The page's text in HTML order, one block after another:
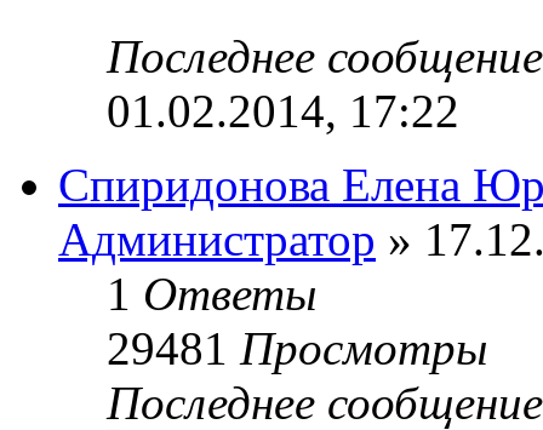
Последнее
01.02.2014, 17:22
Спиридонова Елена
Администратор »
1 Ответы
29481 Просмотры
Последнее